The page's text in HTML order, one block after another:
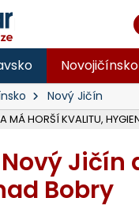
Novojičínsko
Nový Jičín
MÁ HORŠÍ KVALITU,
Nový Jičín
Bobry